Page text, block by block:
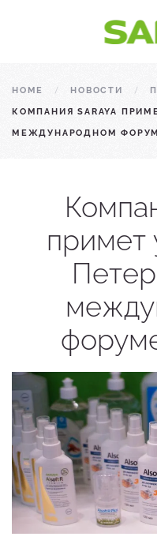
Skip to main content
HOME НОВОСТИ
КОМПАНИЯ SARAYA
МЕЖДУНАРОДНОМ
примет